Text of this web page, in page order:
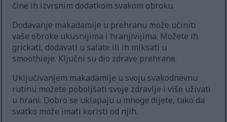
čine ih izvrsnim dodatkom svakom obroku.
Dodavanje makadamije u prehranu može učiniti
vaše obroke ukusnijima i hranjivijima. Možete ih
grickati, dodavati u salate ili ih miksati u
smoothieje. Ključni su dio zdrave prehrane.
Uključivanjem makadamije u svoju svakodnevnu
rutinu možete poboljšati svoje zdravlje i više uživati
u hrani. Dobro se uklapaju u mnoge dijete, tako da
svatko može imati koristi od njih.